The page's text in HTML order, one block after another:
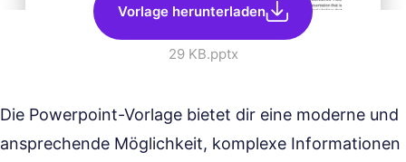
Vorlage herunterladen
29 KB.pptx
Die Powerpoint-Vorlage bietet dir eine moderne und
ansprechende Möglichkeit, komplexe Informationen